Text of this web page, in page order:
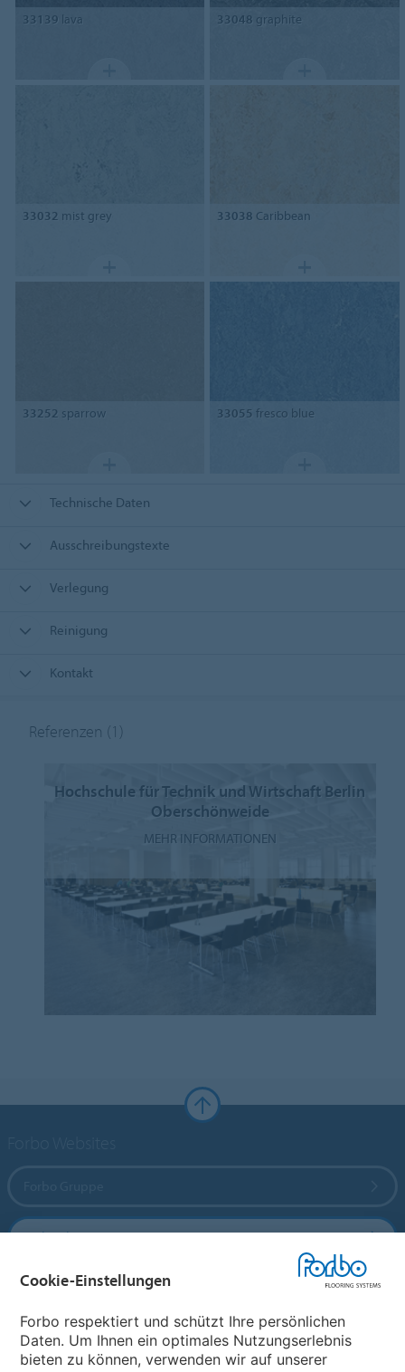
33139 lava 33048 graphite
33032 mist grey 33038 Caribbean
33252 sparrow 33055 fresco blue
Technische Daten
Ausschreibungstexte
Verlegung
Reinigung
Kontakt
Referenzen (1)
Hochschule für Technik und Wirtschaft Berlin
Oberschönweide
MEHR INFORMATIONEN
Forbo Flooring Systems
Forbo Movement Systems
Cookie-Einstellungen
Forbo respektiert und schützt Ihre persönlichen
Daten. Um Ihnen ein optimales Nutzungserlebnis
bieten zu können, verwenden wir auf unserer